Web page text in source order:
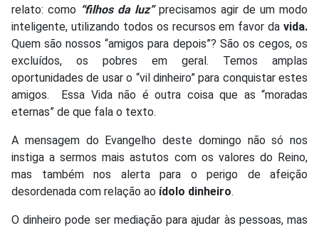
relato: como “filhos da luz”precisamos agir de um modo
inteligente, utilizando todos os recursos em favor da vida.
Quem são nossos “amigos para depois”? São os cegos, os
excluídos, os pobres em geral. Temos amplas
oportunidades de usar o “vil dinheiro” para conquistar estes
amigos. Essa Vida não é outra coisa que as “moradas
eternas” de que fala o texto.
A mensagem do Evangelho deste domingo não só nos
instiga a sermos mais astutos com os valores do Reino,
mas também nos alerta para o perigo de afeição
desordenada com relação ao ídolo dinheiro.
O dinheiro pode ser mediação para ajudar às pessoas, mas